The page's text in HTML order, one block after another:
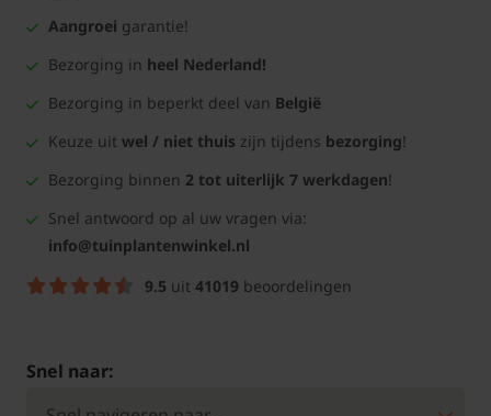
Aangroei garantie!
Bezorging in heel Nederland!
Bezorging in beperkt deel van België
Keuze uit wel / niet thuis zijn tijdens bezorging!
Bezorging binnen 2 tot uiterlijk 7 werkdagen!
Snel antwoord op al uw vragen via:
info@tuinplantenwinkel.nl
9.5 uit 41019 beoordelingen
Snel naar: